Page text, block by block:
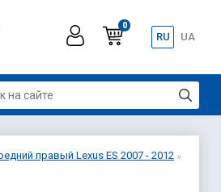
0
RU UA
правый Lexus ES 2007 - 2012